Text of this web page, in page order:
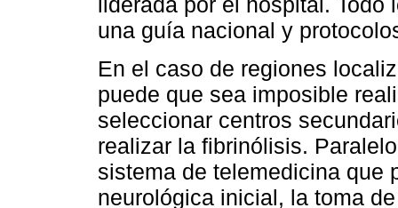
una guía nacional y
En el caso de regiones
puede que sea imposible
seleccionar centros
realizar la fibrinólisis.
sistema de telemedicina que
neurológica inicial, la toma